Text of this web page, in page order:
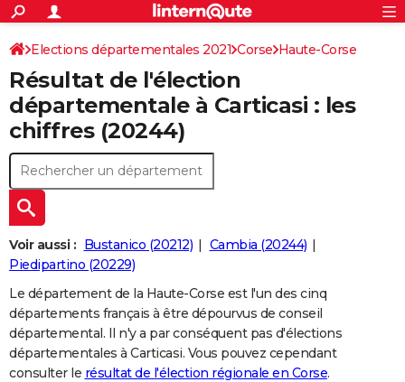
ACTUALITÉS
Politique
Société
Faits Divers
Education
Monde
Villes
+
SPORT
Coupe du monde 2026
Football
Tennis
Cyclisme
Rugby
Forum
CULTURE
Programme TV
TNT
Streaming
Cinéma
Sorties cinéma
Musique
+
FINANCE
Retraite
Impôts
Epargne
Immobilier
Risques naturels par ville
Banque
Assurance
CréditAUTO
Essais
Réserver un essai
Citadines
Berlines
SUV
Forum auto
+HIGH-TECH
Mobiles
Meilleur smartphone
Internet
Ordinateurs
Jeux vidéo
Guide high-tech
+
BRICOLAGE
Forum
Aménagement intérieur
Extérieur
Cuisine
Salle de bains
Jardinage
Rangement
+
Guides de France
Escapades
Patrimoine
Expositions
Musées
Week-end nature
+
LIFESTYLE
Art de vivre
Bien-être
Loisirs
Mode
Modes de vie
+SANTE
Rechercher
S'inscrire
Connexion
Elections départementales 2021 Corse Haute-Corse
Résultat de l'élection
départementale à Carticasi : les
chiffres (20244)
Voir aussi : Bustanico (20212)
Cambia (20244)
Piedipartino (20229)
Le département de la Haute-Corse est l'un des cinq
départements français à être dépourvus de conseil
départemental. Il n'y a par conséquent pas d'élections
départementales à Carticasi. Vous pouvez cependant
consulter le résultat de l'élection régionale en Corse.